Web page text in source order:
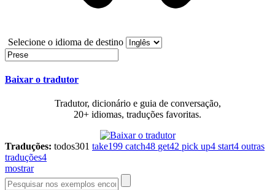
Selecione o idioma de destino
Baixar o tradutor
Tradutor, dicionário e guia de conversação,
20+ idiomas, traduções favoritas.
Traduções: todos301 take199 catch48 get42 pick up4 start4 outras
traduções4
mostrar